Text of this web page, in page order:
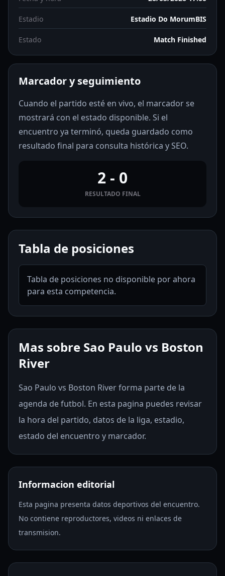
Estadio Estadio Do MorumBIS
Estado Match Finished
Marcador y seguimiento
Cuando el partido esté en vivo, el marcador se
mostrará con el estado disponible. Si el
encuentro ya terminó, queda guardado como
resultado final para consulta histórica y SEO.
2 - 0
RESULTADO FINAL
Tabla de posiciones
Tabla de posiciones no disponible por ahora
para esta competencia.
Mas sobre Sao Paulo vs Boston
River
Sao Paulo vs Boston River forma parte de la
agenda de futbol. En esta pagina puedes revisar
la hora del partido, datos de la liga, estadio,
estado del encuentro y marcador.
Informacion editorial
Esta pagina presenta datos deportivos del encuentro.
No contiene reproductores, videos ni enlaces de
transmision.